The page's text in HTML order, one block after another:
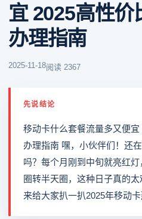
宜 2025高性
办理指南
2025-11-18阅读 2367
先说结论
移动卡什么套餐流量多又便
办理指南 嘿，小伙伴们！还
吗？每个月刚到中旬就亮红
圈转半天圈，这种日子真的
来给大家扒一扒2025年移动卡